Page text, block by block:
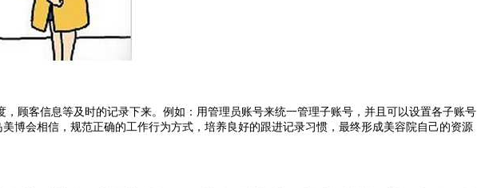
顾客信息等及时的记录下来。例如：用管理员账号来统一管理子账号，并且可以设置各子账号
博会相信，规范正确的工作行为方式，培养良好的跟进记录习惯，最终形成美容院自己的资源